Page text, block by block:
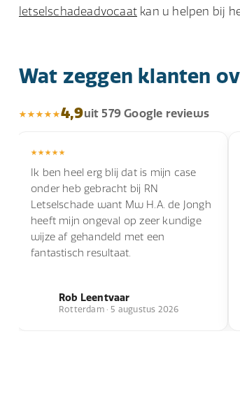
letselschadeadvocaat kan u helpen bij
Wat zeggen klanten
4,9uit 579 Google reviews
Ik ben heel erg blij dat is mijn case
onder heb gebracht bij RN
Letselschade want Mw H.A. de Jongh
heeft mijn ongeval op zeer kundige
wijze af gehandeld met een
fantastisch resultaat.
Rob Leentvaar
Rotterdam · 5 augustus 2026